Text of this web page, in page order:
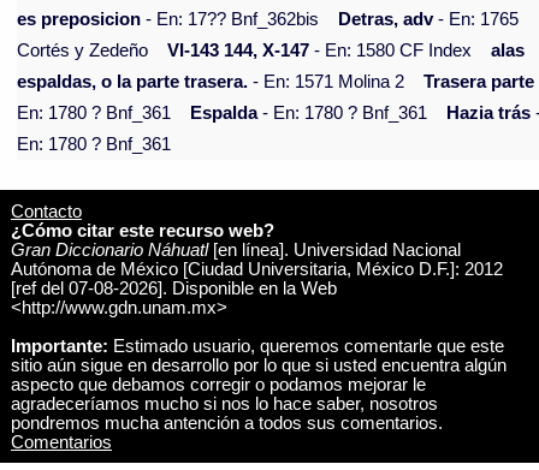
es preposicion - En: 17?? Bnf_362bis Detras, adv- En: 1765
Cortés y Zedeño
VI-143 144, X-147 - En: 1580 CF Index
alas
espaldas, o la parte trasera. - En: 1571 Molina 2 Trasera parte
En: 1780 ? Bnf_361
Espalda- En: 1780 ? Bnf_361 Hazia trás
En: 1780 ? Bnf_361
Contacto
¿Cómo citar este recurso web?
Gran Diccionario Náhuatl[en línea]. Universidad Nacional
Autónoma de México [Ciudad Universitaria, México D.F.]: 2012
[ref del 07-08-2026]. Disponible en la Web
<http://www.gdn.unam.mx>
Importante: Estimado usuario, queremos comentarle que este
sitio aún sigue en desarrollo por lo que si usted encuentra algún
aspecto que debamos corregir o podamos mejorar le
agradeceríamos mucho si nos lo hace saber, nosotros
pondremos mucha antención a todos sus comentarios.
Comentarios